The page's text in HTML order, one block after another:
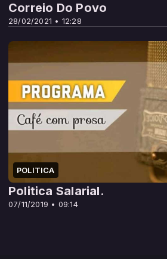
28/02/2021 • 12:28
Correio Do Povo
POLITICA
07/11/2019 • 09:14
Politica Salarial.